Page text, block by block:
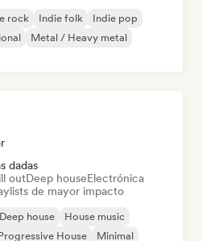
rock Indie folk
Indie pop
Metal / Heavy metal
dadas
outDeep houseElectrónica
de mayor impacto
Deep house
House music
House
Minimal